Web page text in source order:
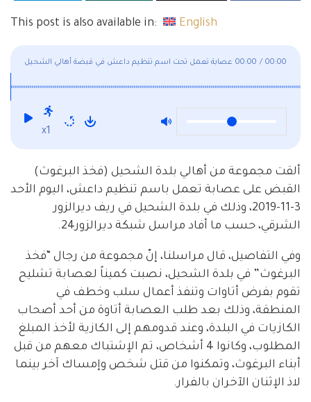
This post is also available in: English
عصابة تعمل تحت اسم تنظيم داعش في قبضة أهالي الشحيل 00:00 / 00:00
x1
ألقت مجموعة من أهالي بلدة الشحيل (فخذ البرغوث)
القبض على عصابة تعمل باسم تنظيم داعش، اليوم الأحد
3-11-2019، وذلك في بلدة الشحيل في ريف ديرالزور
الشرقي، حسب ما أفاد مراسل شبكة ديرالزور24.
وفي التفاصيل، قال مراسلنا، إنّ مجموعة من رجال “فخذ
البرغوث” في بلدة الشحيل، نصبت كميناً لعصابة تشليح
تقوم بفرض أتاوات وتنفذ أعمال سلب وخطف في
المنطقة، وذلك بعد طلب العصابة أتاوة من أحد أصحاب
الكازيات في البلدة، وعند قدومهم إلى الكازية لأخذ المبلغ
المطلوب، وكانوا 4 أشخاص، تم الإشتباك معهم من قبل
أبناء البرغوث، وتمكنوا من قتل شخص وإمساك آخر بينما
لاذ الإثنان الآخران بالفرار.